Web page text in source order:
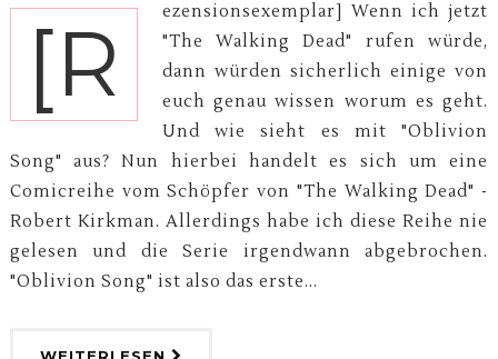
[R
ezensionsexemplar] Wenn ich jetzt
"The Walking Dead" rufen würde,
dann würden sicherlich einige von
euch genau wissen worum es geht.
Und wie sieht es mit "Oblivion
Song" aus? Nun hierbei handelt es sich um eine
Comicreihe vom Schöpfer von "The Walking Dead" -
Robert Kirkman. Allerdings habe ich diese Reihe nie
gelesen und die Serie irgendwann abgebrochen.
"Oblivion Song" ist also das erste...